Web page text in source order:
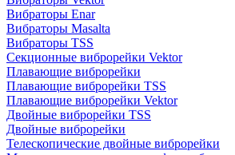
Вибраторы Enar
Вибраторы Masalta
Вибраторы TSS
Секционные виброрейки Vektor
Плавающие виброрейки
Плавающие виброрейки TSS
Плавающие виброрейки Vektor
Двойные виброрейки TSS
Двойные виброрейки
Телескопические двойные виброрейки